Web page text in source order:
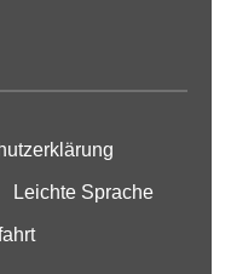
Leichte Sprache